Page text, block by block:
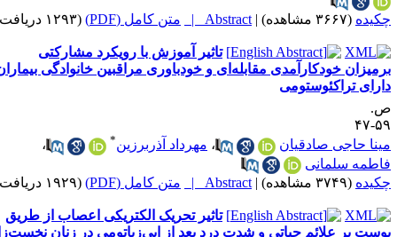
(۳۶۶۷ مشاهده) |
Abstract | متن کامل (PDF) (۱۲۹۳ دریافت)
تاثیر آموزش با رویکرد مشارکتی
خودکارآمدی مقابله‌ای و خودباوری مراقبین خانوادگی بیماران
تراکئوستومی
۴۷
حاجی صادقیان
،مهرداد آذربرزین
،
سلمانی
(۳۷۴۹ مشاهده) |
Abstract | متن کامل (PDF) (۱۹۲۹ دریافت)
تاثیر تحریک الکتریکی اعصاب از طریق
بر علائم حیاتی و شدت درد بعد از اپی‌زیاتومی در زنان نخست‌زا